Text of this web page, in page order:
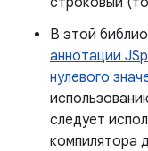
В этой
аннотации
нулевого
следует
компилятора